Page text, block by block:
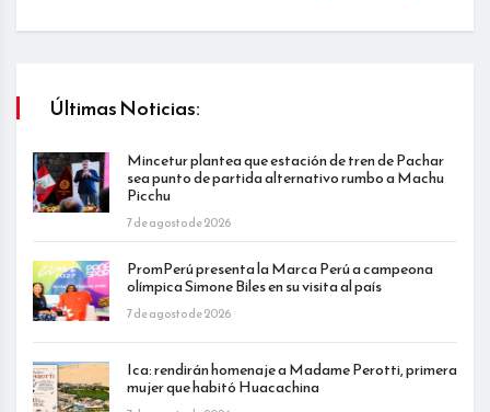
Últimas Noticias:
Mincetur plantea que estación de tren de Pachar
sea punto de partida alternativo rumbo a Machu
Picchu
7 de agosto de 2026
PromPerú presenta la Marca Perú a campeona
olímpica Simone Biles en su visita al país
7 de agosto de 2026
Ica: rendirán homenaje a Madame Perotti, primera
mujer que habitó Huacachina